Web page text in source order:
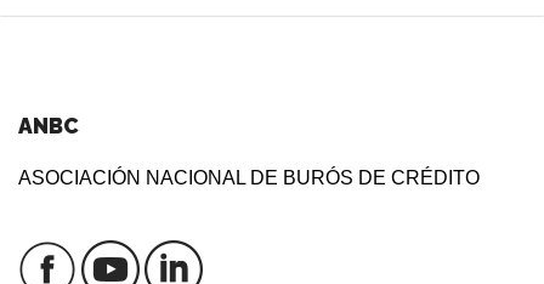
ANBC
ASOCIACIÓN NACIONAL DE BURÓS DE CRÉDITO